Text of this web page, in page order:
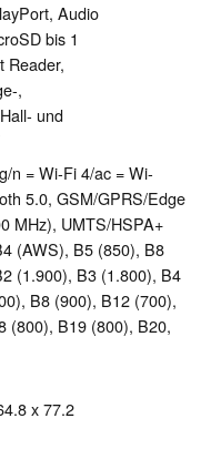
Audio
bis 1
Reader,
,
und
n = Wi-Fi 4/ac = Wi-
5.0, GSM/GPRS/Edge
MHz), UMTS/HSPA+
(AWS), B5 (850), B8
(1.900), B3 (1.800), B4
B8 (900), B12 (700),
(800), B19 (800), B20,
x 77.2